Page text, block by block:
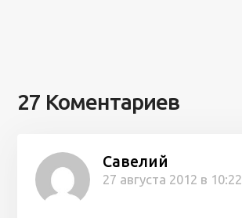
27 Коментариев
Савелий
27 августа 2012 в 10:22